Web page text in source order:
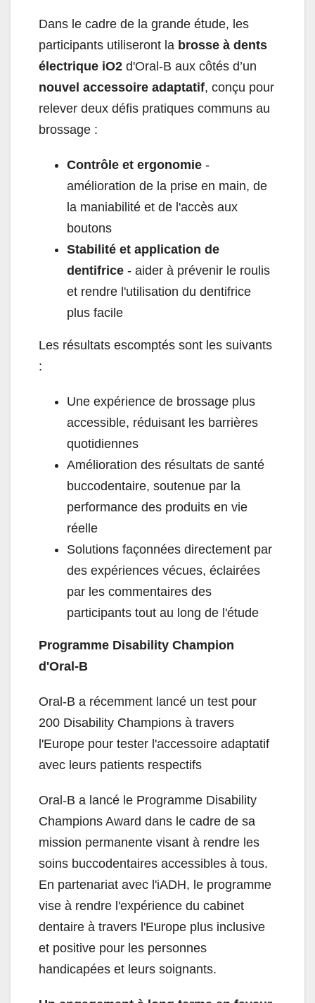
Dans le cadre de la grande étude, les
participants utiliseront la brosse à dents
électrique iO2 d'Oral‑B aux côtés d’un
nouvel accessoire adaptatif, conçu pour
relever deux défis pratiques communs au
brossage :
Contrôle et ergonomie -
amélioration de la prise en main, de
la maniabilité et de l'accès aux
boutons
Stabilité et application de
dentifrice - aider à prévenir le roulis
et rendre l'utilisation du dentifrice
plus facile
Les résultats escomptés sont les suivants
:
Une expérience de brossage plus
accessible, réduisant les barrières
quotidiennes
Amélioration des résultats de santé
buccodentaire, soutenue par la
performance des produits en vie
réelle
Solutions façonnées directement par
des expériences vécues, éclairées
par les commentaires des
participants tout au long de l'étude
Programme Disability Champion
d'Oral-B
Oral-B a récemment lancé un test pour
200 Disability Champions à travers
l'Europe pour tester l'accessoire adaptatif
avec leurs patients respectifs
Oral-B a lancé le Programme Disability
Champions Award dans le cadre de sa
mission permanente visant à rendre les
soins buccodentaires accessibles à tous.
En partenariat avec l'iADH, le programme
vise à rendre l'expérience du cabinet
dentaire à travers l'Europe plus inclusive
et positive pour les personnes
handicapées et leurs soignants.